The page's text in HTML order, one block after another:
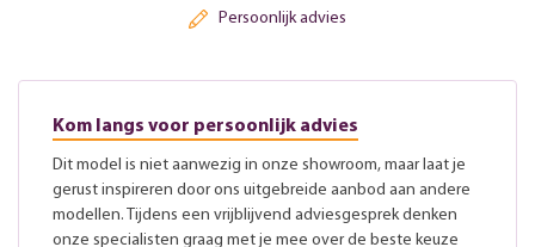
Persoonlijk advies
Kom langs voor persoonlijk advies
Dit model is niet aanwezig in onze showroom, maar laat je
gerust inspireren door ons uitgebreide aanbod aan andere
modellen. Tijdens een vrijblijvend adviesgesprek denken
onze specialisten graag met je mee over de beste keuze